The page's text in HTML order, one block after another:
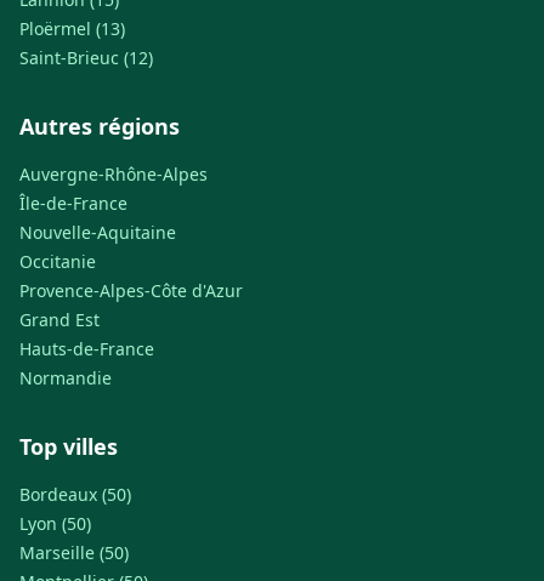
Ploërmel (13)
Saint-Brieuc (12)
Autres régions
Auvergne-Rhône-Alpes
Île-de-France
Nouvelle-Aquitaine
Occitanie
Provence-Alpes-Côte d'Azur
Grand Est
Hauts-de-France
Normandie
Top villes
Bordeaux (50)
Lyon (50)
Marseille (50)